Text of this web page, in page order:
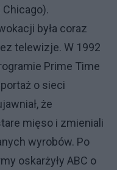
była coraz
telewizje. W 1992
Prime Time
o sieci
że
mięso i zmieniali
wyrobów. Po
oskarżyły ABC o